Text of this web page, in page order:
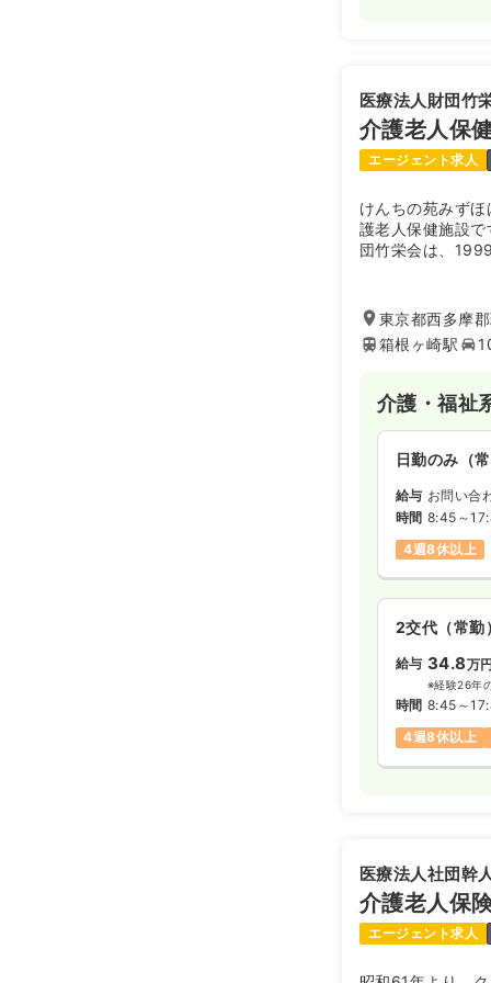
医療法人財団竹
介護老人保
エージェント求人
けんちの苑みず
護老人保健施設
団竹栄会は、
し、地域の社会
東京都西多摩
箱根ヶ崎駅
介護・福祉
日勤のみ（
給与 お問い合
時間 8:45～
4週8休以上
2交代（常勤
給与 34.8万
※経験26年
時間 8:45～
4週8休以上
医療法人社団幹
介護老人保
エージェント求人